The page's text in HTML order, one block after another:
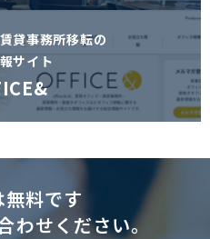
貸事務所移転の
サイト
無料です
わせください。